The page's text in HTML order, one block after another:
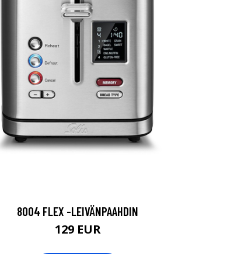
8004 FLEX -LEIVÄNPAAHDIN
129 EUR